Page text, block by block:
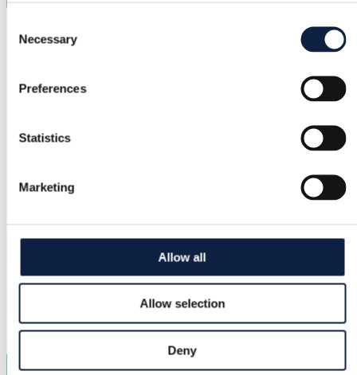
Selection
Necessary
Preferences
Statistics
Marketing
Allow all
Allow selection
Deny
Prekės ženklas
Dydis
Būklė
Raudona
2025-05-25